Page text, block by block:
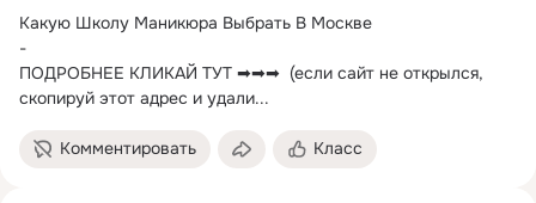
Какую Школу Маникюра Выбрать В Москве
-
ПОДРОБНЕЕ КЛИКАЙ ТУТ ➡➡➡  (если сайт не открылся,
скопируй этот адрес и удали...
Комментировать Класс